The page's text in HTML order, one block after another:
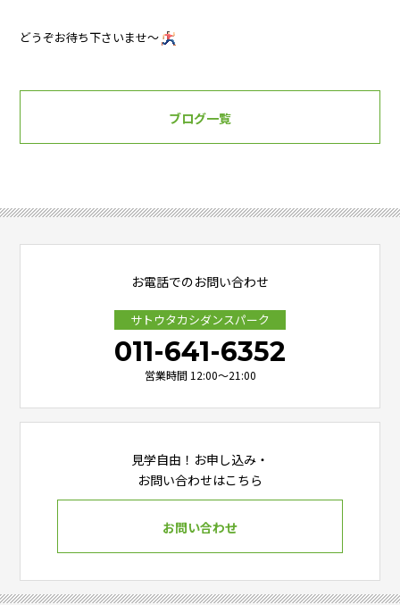
どうぞお待ち下さいませ～
ブログ一覧
お電話でのお問い合わせ
サトウタカシダンスパーク
011-641-6352
営業時間 12:00～21:00
見学自由！お申し込み・
お問い合わせはこちら
お問い合わせ